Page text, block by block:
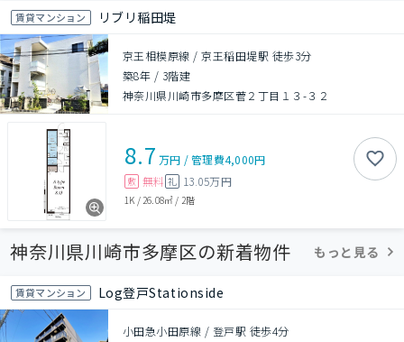
賃貸マンション リブリ稲田堤
京王相模原線 / 京王稲田堤駅 徒歩3分
築8年 / 3階建
神奈川県川崎市多摩区菅２丁目１３-３２
8.7 万円 /管理費4,000円
敷 無料 礼 13.05万円
1K / 26.08㎡ / 2階
神奈川県川崎市多摩区の新着物件 もっと見る
賃貸マンション Log登戸Stationside
小田急小田原線 / 登戸駅 徒歩4分